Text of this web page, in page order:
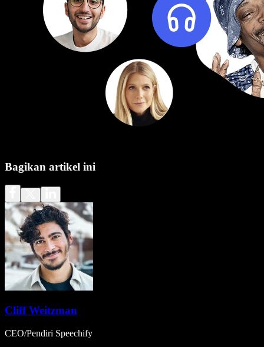
Bagikan artikel ini
Cliff Weitzman
CEO/Pendiri Speechify